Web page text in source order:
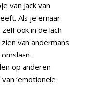
van Jack van
Als je ernaar
ook in de lach
van andermans
op anderen
‘emotionele